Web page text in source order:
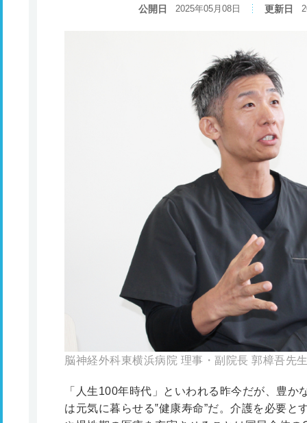
公開日 2025年05月08日 更新日
脳神経外科東横浜病院 理事・副院長 郭樟吾先
「人生100年時代」といわれる昨今だが、豊
は元気に暮らせる‟健康寿命”だ。介護を必要